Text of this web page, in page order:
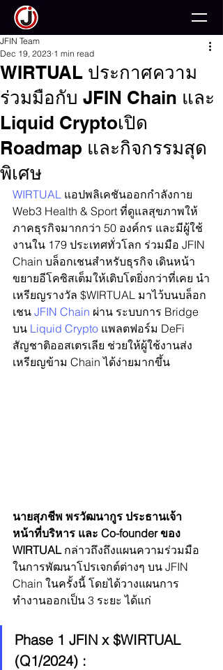
WIRTUAL ประกาศความ
ร่วมมือกับ JFIN Chain และ
Liquid Cryptoเปิด
Roadmap และกิจกรรมสุด
พิเศษ
JFIN Team
Dec 19, 2023 1 min read
WIRTUAL แอปพลิเคชันออกกำลังกาย
Web3 Health & Sport ที่ดูแลสุขภาพให้
ภาคธุรกิจมากกว่า 50 องค์กร และมีผู้ใช้
งานใน 179 ประเทศทั่วโลก ร่วมมือ JFIN
Chain บล็อกเชนสำหรับธุรกิจ เดินหน้า
ขยายอีโคซิสเต็มให้เติบโตยิ่งกว่าที่เคย นำ
เหรียญรางวัล $WIRTUAL มาไว้บนบล็อก
เชน JFIN Chain ผ่าน ระบบการ Bridge
บน Liquid Crypto แพลตฟอร์ม DeFi
สัญชาติออสเตรเลีย ช่วยให้ผู้ใช้งานส่ง
เหรียญข้าม Chain ได้ง่ายมากขึ้น
นายสุภชีพ พรวัฒนากูร ประธานเจ้า
หน้าที่บริหาร และ Co-founder ของ
WIRTUAL กล่าวถึงถึงแผนความร่วมมือ
ในการพัฒนาโปรเจกต์ต่างๆ บน JFIN
Chain ในครั้งนี้ โดยได้วางแผนการ
ทำงานออกเป็น 3 ระยะ ได้แก่
Phase 1 JFIN x $WIRTUAL
(Q1/2024) :